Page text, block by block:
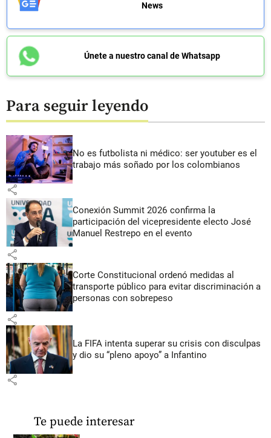
News
Únete a nuestro canal de Whatsapp
Para seguir leyendo
No es futbolista ni médico: ser youtuber es el
trabajo más soñado por los colombianos
share
Conexión Summit 2026 confirma la
participación del vicepresidente electo José
Manuel Restrepo en el evento
share
Corte Constitucional ordenó medidas al
transporte público para evitar discriminación a
personas con sobrepeso
share
La FIFA intenta superar su crisis con disculpas
y dio su “pleno apoyo” a Infantino
share
Te puede interesar